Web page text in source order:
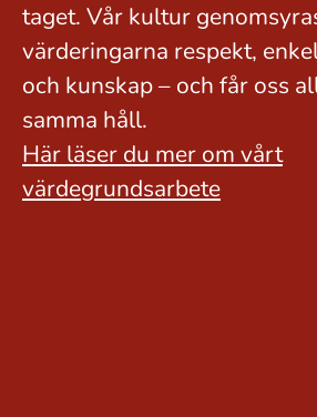
taget. Vår kultur
värderingarna respekt,
och kunskap – och får oss
samma håll.
Här läser du mer om vårt
värdegrundsarbete